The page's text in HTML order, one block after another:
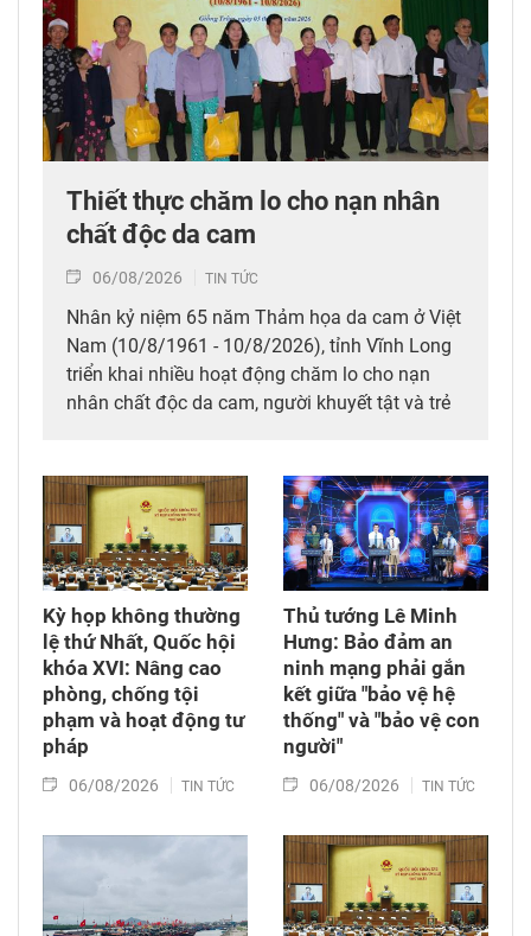
Thiết thực chăm lo cho nạn nhân
chất độc da cam
06/08/2026 TIN TỨC
Nhân kỷ niệm 65 năm Thảm họa da cam ở Việt
Nam (10/8/1961 - 10/8/2026), tỉnh Vĩnh Long
triển khai nhiều hoạt động chăm lo cho nạn
nhân chất độc da cam, người khuyết tật và trẻ
da cam, góp phần bảo đảm an sinh xã hội.
Kỳ họp không thường
lệ thứ Nhất, Quốc hội
khóa XVI: Nâng cao
phòng, chống tội
phạm và hoạt động tư
pháp
06/08/2026 TIN TỨC
Thủ tướng Lê Minh
Hưng: Bảo đảm an
ninh mạng phải gắn
kết giữa "bảo vệ hệ
thống" và "bảo vệ con
người"
06/08/2026 TIN TỨC